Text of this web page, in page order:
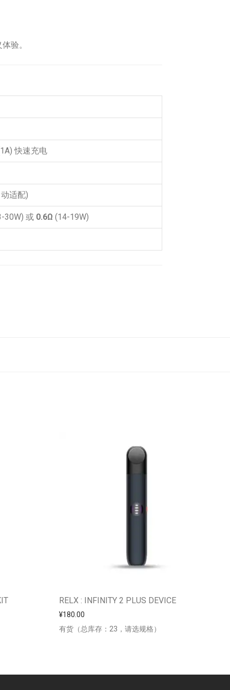
验。
快速充电
适配)
30W) 或 0.6Ω (14-19W)
RELX : INFINITY 2 PLUS DEVICE
¥180.00
有货（总库存：23，请选规格）